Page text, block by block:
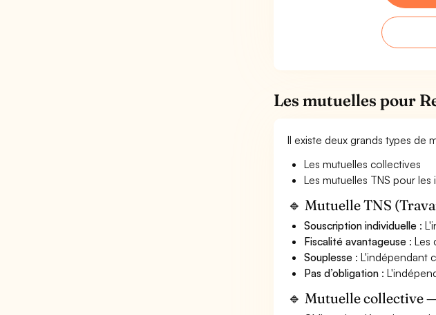
Les mutuelles pour
Il existe deux grands types de
Les mutuelles collectives
Les mutuelles TNS pour
🔹 Mutuelle TNS
Souscription individuelle :
Fiscalité avantageuse : Les
Souplesse : L'indépendant
Pas d’obligation :
🔹 Mutuelle collective